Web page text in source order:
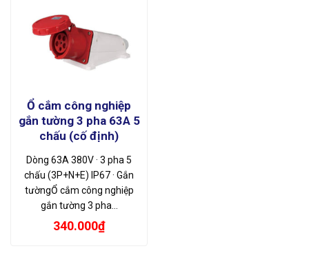
Ổ cắm công nghiệp
gắn tường 3 pha 63A 5
chấu (cố định)
Dòng 63A 380V · 3 pha 5
chấu (3P+N+E) IP67 · Gắn
tườngỔ cắm công nghiệp
gắn tường 3 pha…
340.000₫